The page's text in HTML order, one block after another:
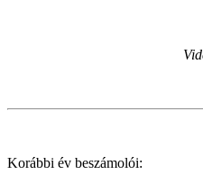
Korábbi év beszámolói: